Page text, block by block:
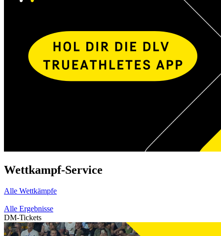
Wettkampf-Service
Alle Wettkämpfe
Alle Ergebnisse
DM-Tickets